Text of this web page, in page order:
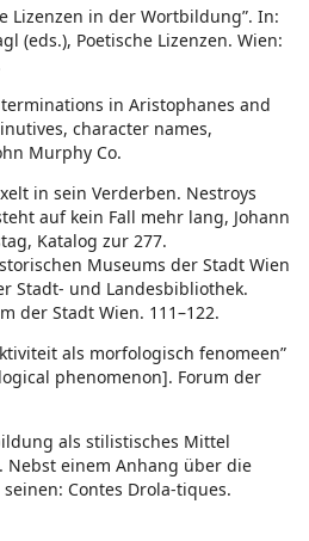
Lizenzen in der Wortbildung”. In:
(eds.), Poetische Lizenzen. Wien:
terminations in Aristophanes and
character names,
Murphy Co.
in sein Verderben. Nestroys
auf kein Fall mehr lang, Johann
Katalog zur 277.
Museums der Stadt Wien
Stadt- und Landesbibliothek.
der Stadt Wien. 111–122.
als morfologisch fenomeen”
phenomenon]. Forum der
als stilistisches Mittel
Nebst einem Anhang über die
Contes Drola-tiques.